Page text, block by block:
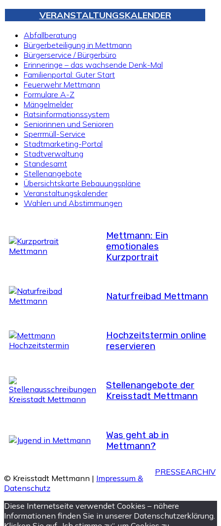
VERANSTALTUNGSKALENDER
Abfallberatung
Bürgerbeteiligung in Mettmann
Bürgerservice / Bürgerbüro
Erinneringe – das wachsende Denk-Mal
Familienportal: Guter Start
Feuerwehr Mettmann
Formulare A-Z
Mängelmelder
Ratsinformationssystem
Seniorinnen und Senioren
Sperrmüll-Service
Stadtmarketing-Portal
Stadtverwaltung
Standesamt
Stellenangebote
Übersichtskarte Bebauungspläne
Veranstaltungskalender
Wahlen und Abstimmungen
Mettmann: Ein
emotionales
Kurzportrait
Naturfreibad Mettmann
Hochzeitstermin online
reservieren
Stellenangebote der
Kreisstadt Mettmann
Was geht ab in
Mettmann?
PRESSEARCHIV
© Kreisstadt Mettmann | Impressum &
Datenschutz
Diese Internetseite verwendet Cookies – nähere
Informationen finden Sie in unserer Datenschutzerklärung.